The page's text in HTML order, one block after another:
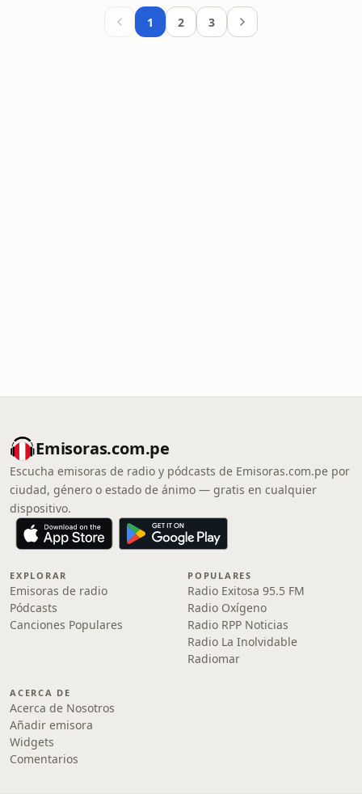
1 2 3
Emisoras.com.pe
Escucha emisoras de radio y pódcasts de Emisoras.com.pe por
ciudad, género o estado de ánimo — gratis en cualquier
dispositivo.
EXPLORAR
Emisoras de radio
Pódcasts
Canciones Populares
POPULARES
Radio Exitosa 95.5 FM
Radio Oxígeno
Radio RPP Noticias
Radio La Inolvidable
Radiomar
ACERCA DE
Acerca de Nosotros
Añadir emisora
Widgets
Comentarios